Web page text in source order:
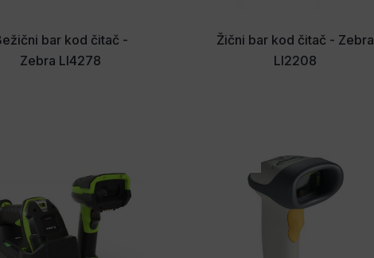
bar kod čitač -
Zebra LI4278
Žični bar kod čitač - Zebra
LI2208